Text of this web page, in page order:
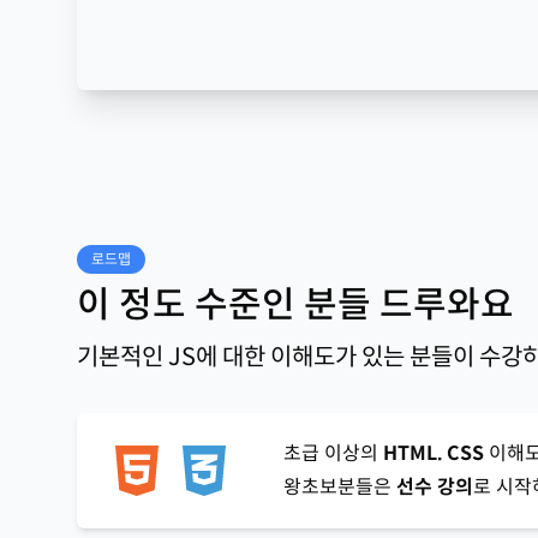
로드맵
이 정도 수준인 분들 드루와요
기본적인 JS에 대한 이해도가 있는 분들이 수강
초급 이상의 HTML. CSS이해
왕초보분들은 선수 강의로 시작